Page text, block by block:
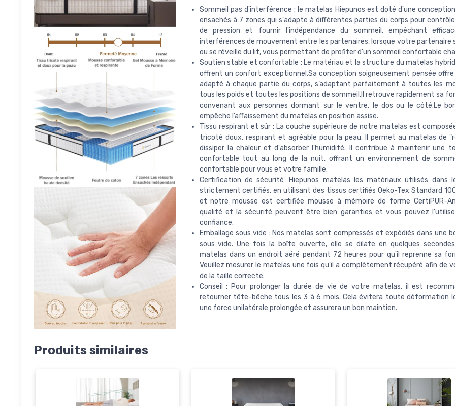
Sommeil pas d'interférence : le matelas Hiepunos est doté d'une
ensachés à 7 zones qui s'adapte à différentes parties du corps pour
de pression et fournir l'indépendance du sommeil, empêchant
interférences de mouvement entre les partenaires, lorsque votre partenaire
ou se réveille du lit, vous permettant de profiter d'un sommeil confortable
Soutien stable et confortable : Le matériau et la structure du matelas
offrent un confort exceptionnel.Sa conception soigneusement pensée
adapté à chaque partie du corps, s’adaptant parfaitement à toutes les
tous les poids et toutes les positions de sommeil.Il retrouve rapidement sa
convenant aux personnes dormant sur le ventre, le dos ou le côté.Le
empêche l’affaissement du matelas en position assise.
Tissu respirant et sûr : La couche supérieure de notre matelas est
tricoté doux, respirant et agréable pour la peau. Il permet au matelas de
dissiper la chaleur et d'absorber l'humidité. Il contribue à maintenir une
confortable tout au long de la nuit, offrant un environnement de
confortable pour vous et votre famille.
Certification de sécurité :Hiepunos matelas les matériaux utilisés dans
strictement certifiés, en utilisant des tissus certifiés Oeko-Tex Standard
et notre mousse est certifiée mousse à mémoire de forme CertiPUR-
qualité et la sécurité peuvent être bien garanties et vous pouvez
confiance.
Emballage sous vide : Nos matelas sont compressés et expédiés dans une
sous vide. Une fois la boîte ouverte, elle se dilate en quelques
matelas dans un endroit aéré pendant 72 heures pour qu'il reprenne sa
Veuillez mesurer le matelas une fois qu'il a complètement récupéré afin de
de la taille correcte.
Conseil : Pour prolonger la durée de vie de votre matelas, il est
retourner tête-bêche tous les 3 à 6 mois. Cela évitera toute déformation
une force unilatérale prolongée et assurera un bon maintien.
Produits similaires